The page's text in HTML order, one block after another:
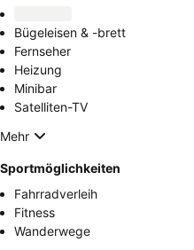
Bügeleisen & -brett
Fernseher
Heizung
Minibar
Satelliten-TV
Mehr
Sportmöglichkeiten
Fahrradverleih
Fitness
Wanderwege